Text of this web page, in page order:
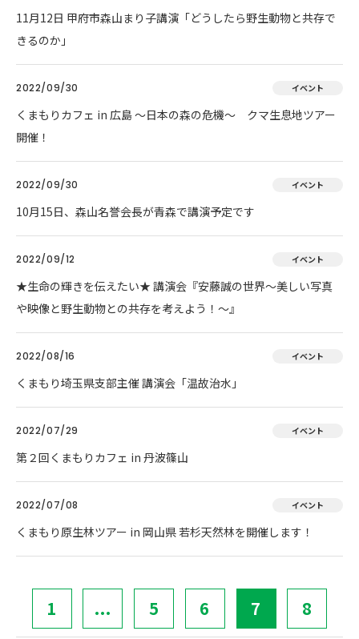
11月12日 甲府市森山まり子講演「どうしたら野生動物と共存で
きるのか」
2022/09/30 イベント
くまもりカフェ in 広島 ～日本の森の危機～ クマ生息地ツアー
開催！
2022/09/30 イベント
10月15日、森山名誉会長が青森で講演予定です
2022/09/12 イベント
★生命の輝きを伝えたい★ 講演会『安藤誠の世界～美しい写真
や映像と野生動物との共存を考えよう！～』
2022/08/16 イベント
くまもり埼玉県支部主催 講演会「温故治水」
2022/07/29 イベント
第２回くまもりカフェ in 丹波篠山
2022/07/08 イベント
くまもり原生林ツアー in 岡山県 若杉天然林を開催します！
1 ... 5 6 7 8